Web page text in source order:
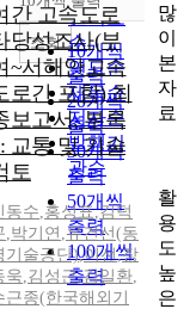
인기도
순
연도순
제목순
저자순
발행기
관순
내림차순
10개씩
출력
20개씩
출력
30개씩
출력
50개씩
출력
100개씩
출력
조회
간 고속도로
당성조사(부
~서해안고속
로간 포함) 최
보고서, 부록
교통 및 기술
토
동수,홍성표,김덕
,박기연 ,유건선(동
기술공단),이선,장
욱,김성근,김일환,
근종(한국해외기
많
이
본
자
료
활
용
도
높
은